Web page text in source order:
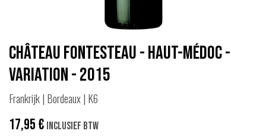
Château Fontesteau - Haut-Médoc -
Variation - 2015
Frankrijk | Bordeaux | K6
17,95€ Inclusief btw